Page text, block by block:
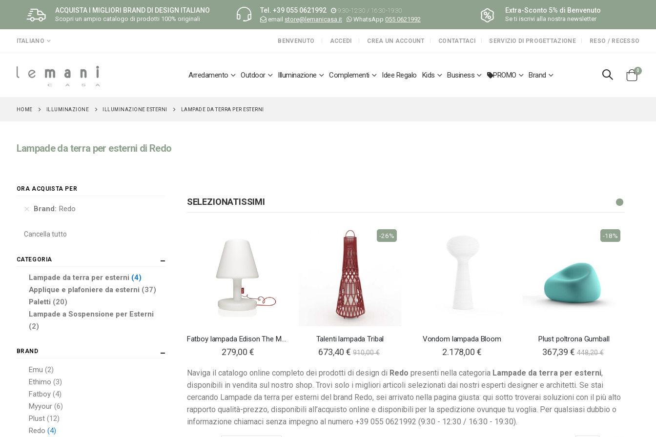
ACQUISTA I MIGLIORI BRAND DI DESIGN ITALIANO
Scopri un ampio catalogo di prodotti 100% originali
Tel. +39 055 0621992
9:30-12:30 / 16:30-19:30
email store@lemanicasa.it WhatsApp 055 0621992
Extra-Sconto 5% di Benvenuto
Se ti iscrivi alla nostra newsletter
LINGUA
ITALIANO BENVENUTO ACCEDI CREA UN ACCOUNT CONTATTACI SERVIZIO DI PROGETTAZIONE RESO / RECESSO
Arredamento Outdoor Illuminazione Complementi Idee Regalo Kids Business PROMO Brand
Cart
0
HOME ILLUMINAZIONE ILLUMINAZIONE ESTERNI LAMPADE DA TERRA PER ESTERNI
Lampade da terra per esterni di Redo
SELEZIONATISSIMI
Fatboy lampada Edison The Medium Connect
279,00 €
Talenti lampada Tribal
673,40 € 910,00 €
-26%
Vondom lampada Bloom
2.178,00 €
Plust poltrona Gumball
367,39 € 448,20 €
-18%
Naviga il catalogo online completo dei prodotti di design di Redo presenti nella categoria Lampade da terra per esterni,
disponibili in vendita sul nostro shop. Trovi solo i migliori articoli selezionati dai nostri esperti designer e architetti. Se stai
cercando Lampade da terra per esterni del brand Redo, sei arrivato nella pagina giusta: qui sotto troverai soluzioni con il più alto
rapporto qualità-prezzo, disponibili all’acquisto online e disponibili per la spedizione ovunque tu voglia. Per qualsiasi dubbio o
informazione chiamaci senza impegno al numero +39 055 0621992 (9:30 - 12:30 / 16:30 - 19:30).
ORA ACQUISTA PER
Brand Redo
Cancella tutto
CATEGORIA
Lampade da terra per esterni 4
elementi
Applique e plafoniere da esterni
37
elementi
Paletti
20
elementi
Lampade a Sospensione per Esterni
2
elementi
BRAND
Emu 2
elementi
Ethimo 3
elementi
Fatboy 4
elementi
Myyour 6
elementi
Plust 12
elementi
Redo 4
elementi